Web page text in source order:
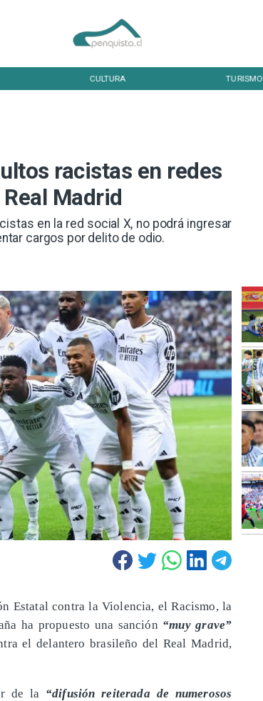
CULTURA TURISMO
racistas en redes
Madrid
en la red social X, no podrá ingresar
cargos por delito de odio.
Estatal contra la Violencia, el Racismo, la
ha propuesto una sanción “muy grave”
el delantero brasileño del Real Madrid,
de la “difusión reiterada de numerosos